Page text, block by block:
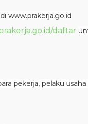
www.prakerja.go.id
daftar
pekerja, pelaku